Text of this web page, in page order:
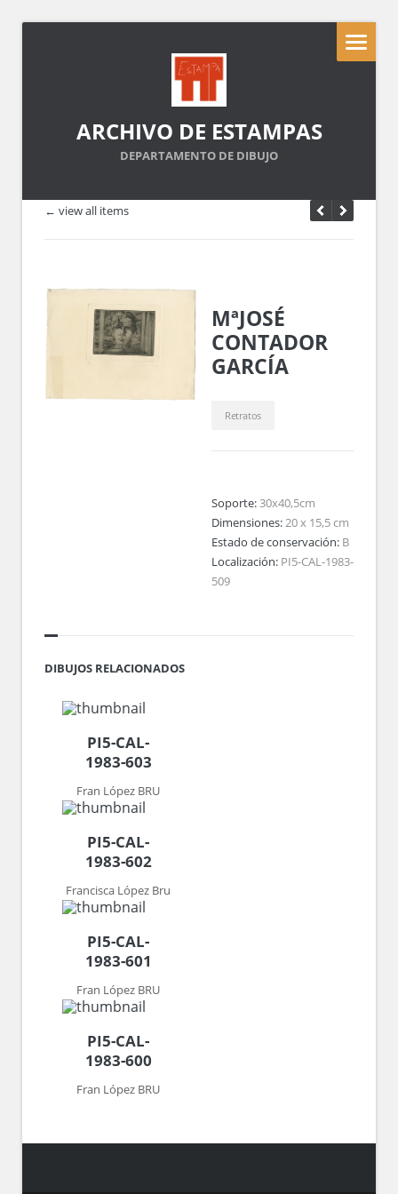
ARCHIVO DE ESTAMPAS
DEPARTAMENTO DE DIBUJO
← view all items
MªJOSÉ
CONTADOR
GARCÍA
Retratos
Soporte:30x40,5cm
Dimensiones:20 x 15,5 cm
Estado de conservación: B
Localización: PI5-CAL-1983-
509
DIBUJOS RELACIONADOS
PI5-CAL-
1983-603
Fran López BRU
PI5-CAL-
1983-602
Francisca López Bru
PI5-CAL-
1983-601
Fran López BRU
PI5-CAL-
1983-600
Fran López BRU